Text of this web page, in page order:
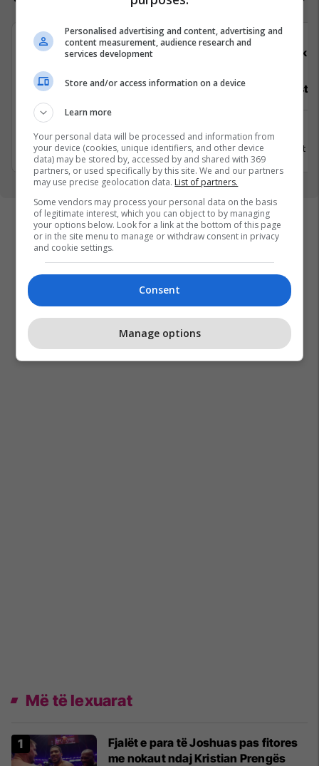
ALTINBAS
Asistente e Shitjes
Prishtinë
8 Gusht 2026
Specialist
3 Gusht
Më të lexuarat
Fjalët e para të Joshuas pas fitores
me nokaut ndaj Kristian Prengës
Personalised advertising and content, advertising and
content measurement, audience research and
services development
Store and/or access information on a device
Learn more
Your personal data will be processed and information from
your device (cookies, unique identifiers, and other device
data) may be stored by, accessed by and shared with 369
partners, or used specifically by this site. We and our partners
may use precise geolocation data. List of partners.
Some vendors may process your personal data on the basis
of legitimate interest, which you can object to by managing
your options below. Look for a link at the bottom of this page
or in the site menu to manage or withdraw consent in privacy
and cookie settings.
Consent
Manage options